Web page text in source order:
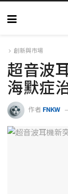
創新與市場
超音波
海默症
作者 FNKW